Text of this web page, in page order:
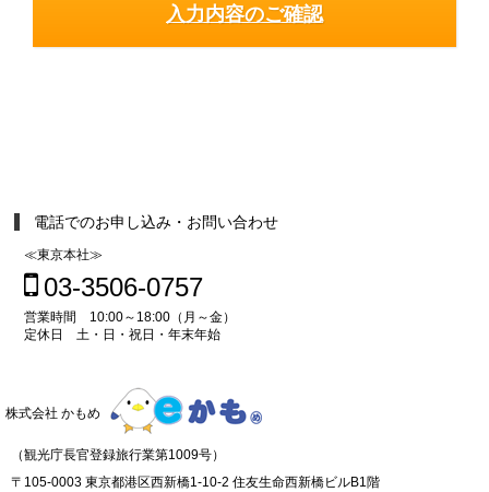
電話でのお申し込み・お問い合わせ
≪東京本社≫
03-3506-0757
営業時間 10:00～18:00（月～金）
定休日 土・日・祝日・年末年始
株式会社 かもめ
（観光庁長官登録旅行業第1009号）
〒105-0003 東京都港区西新橋1-10-2 住友生命西新橋ビルB1階